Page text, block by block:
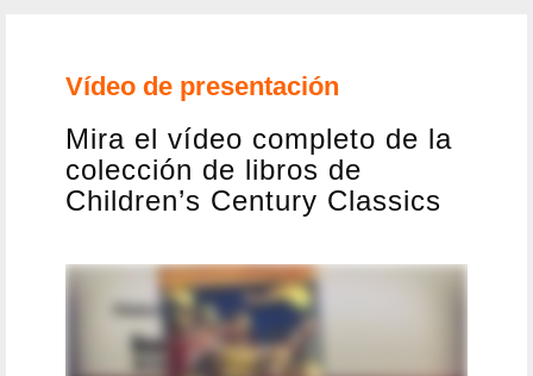
Vídeo de presentación
Mira el vídeo completo de la
colección de libros de
Children’s Century Classics